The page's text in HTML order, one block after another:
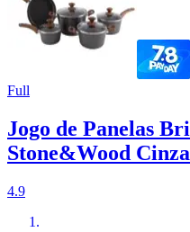
Full
Jogo de Panelas
Stone&Wood
4.9